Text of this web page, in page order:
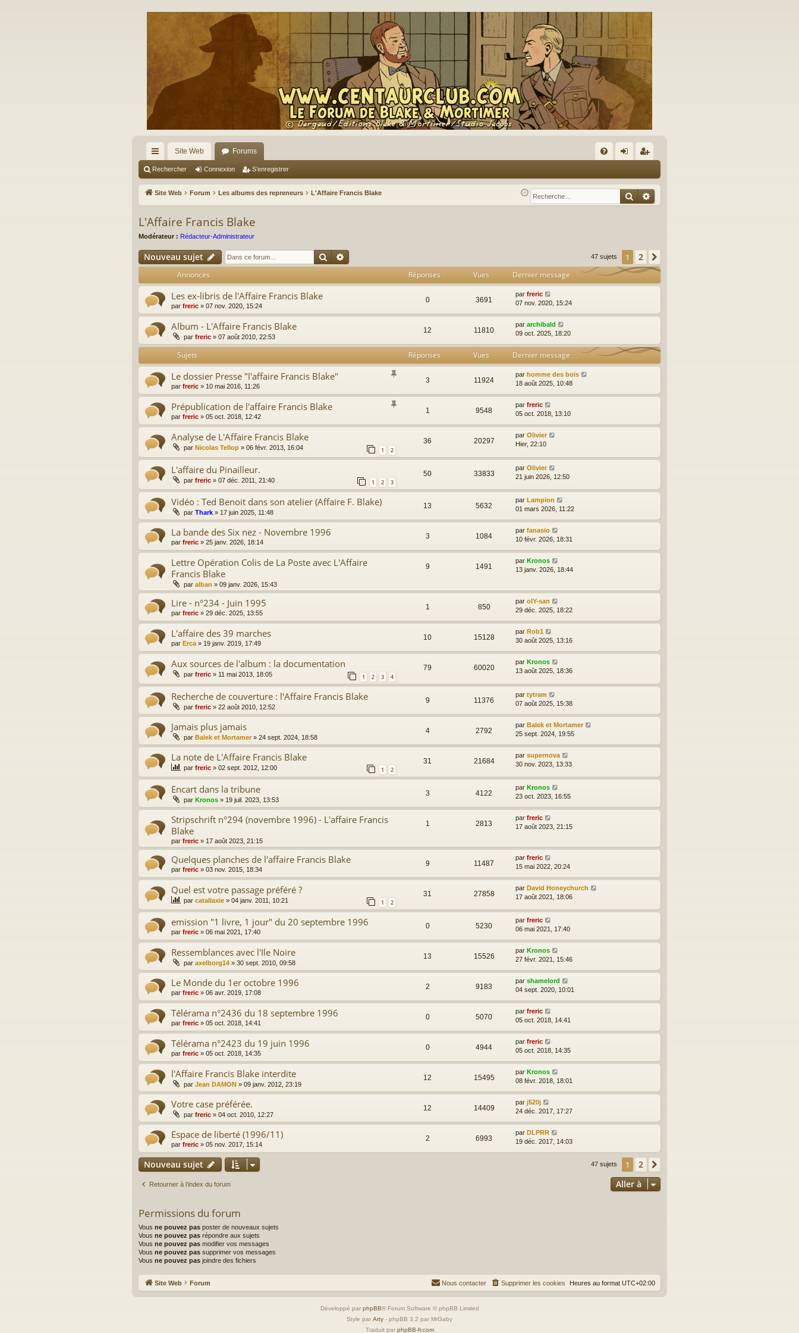
cc
ès
ra
pi
de
Site Web Forums
Q ne
xi
nr
eg
Rechercher Connexion S’enregistrer
Site Web Forum Les albums des repreneurs L'Affaire Francis Blake Rechercher
Recherche avancée
L'Affaire Francis Blake
Modérateur : Rédacteur-Administrateur
Nouveau sujet Rechercher 47 sujets 1 2
Annonces Réponses Vues Dernier message
Les ex-libris de l'Affaire Francis Blake
par freric » 07 nov. 2020, 15:24
0 3691
par freric
07 nov. 2020, 15:24
Album - L'Affaire Francis Blake
par freric » 07 août 2010, 22:53
12 11810
par archibald
09 oct. 2025, 18:20
Sujets Réponses Vues Dernier message
Le dossier Presse "l'affaire Francis Blake"
par freric » 10 mai 2016, 11:26
3 11924
par homme des bois
18 août 2025, 10:48
Prépublication de l'affaire Francis Blake
par freric » 05 oct. 2018, 12:42
1 9548
par freric
05 oct. 2018, 13:10
Analyse de L'Affaire Francis Blake
par Nicolas Tellop » 06 févr. 2013, 16:04 1 2
36 20297
par Olivier
Hier, 22:10
L'affaire du Pinailleur.
par freric » 07 déc. 2011, 21:40 1 2 3
50 33833
par Olivier
21 juin 2026, 12:50
Vidéo : Ted Benoit dans son atelier (Affaire F. Blake)
par Thark » 17 juin 2025, 11:48
13 5632
par Lampion
01 mars 2026, 11:22
La bande des Six nez - Novembre 1996
par freric » 25 janv. 2026, 18:14
3 1084
par fanasio
10 févr. 2026, 18:31
Lettre Opération Colis de La Poste avec L'Affaire
Francis Blake
par alban » 09 janv. 2026, 15:43
9 1491
par Kronos
13 janv. 2026, 18:44
Lire - n°234 - Juin 1995
par freric » 29 déc. 2025, 13:55
1 850
par olY-san
29 déc. 2025, 18:22
L'affaire des 39 marches
par Erca » 19 janv. 2019, 17:49
10 15128
par Rob1
30 août 2025, 13:16
Aux sources de l'album : la documentation
par freric » 11 mai 2013, 18:05 1 2 3 4
79 60020
par Kronos
13 août 2025, 18:36
Recherche de couverture : l'Affaire Francis Blake
par freric » 22 août 2010, 12:52
9 11376
par tytram
07 août 2025, 15:38
Jamais plus jamais
par Balek et Mortamer » 24 sept. 2024, 18:58
4 2792
par Balek et Mortamer
25 sept. 2024, 19:55
La note de L'Affaire Francis Blake
par freric » 02 sept. 2012, 12:00 1 2
31 21684
par supernova
30 nov. 2023, 13:33
Encart dans la tribune
par Kronos » 19 juil. 2023, 13:53
3 4122
par Kronos
23 oct. 2023, 16:55
Stripschrift n°294 (novembre 1996) - L'affaire Francis
Blake
par freric » 17 août 2023, 21:15
1 2813
par freric
17 août 2023, 21:15
Quelques planches de l'affaire Francis Blake
par freric » 03 nov. 2015, 18:34
9 11487
par freric
15 mai 2022, 20:24
Quel est votre passage préféré ?
par catallaxie » 04 janv. 2011, 10:21 1 2
31 27858
par David Honeychurch
17 août 2021, 18:06
emission "1 livre, 1 jour" du 20 septembre 1996
par freric » 06 mai 2021, 17:40
0 5230
par freric
06 mai 2021, 17:40
Ressemblances avec l'Ile Noire
par axelborg14 » 30 sept. 2010, 09:58
13 15526
par Kronos
27 févr. 2021, 15:46
Le Monde du 1er octobre 1996
par freric » 06 avr. 2019, 17:08
2 9183
par shamelord
04 sept. 2020, 10:01
Télérama n°2436 du 18 septembre 1996
par freric » 05 oct. 2018, 14:41
0 5070
par freric
05 oct. 2018, 14:41
Télérama n°2423 du 19 juin 1996
par freric » 05 oct. 2018, 14:35
0 4944
par freric
05 oct. 2018, 14:35
l'Affaire Francis Blake interdite
par Jean DAMON » 09 janv. 2012, 23:19
12 15495
par Kronos
08 févr. 2018, 18:01
Votre case préférée.
par freric » 04 oct. 2010, 12:27
12 14409
par j520j
24 déc. 2017, 17:27
Espace de liberté (1996/11)
par freric » 05 nov. 2017, 15:14
2 6993
par DLPRR
19 déc. 2017, 14:03
Nouveau sujet 47 sujets 1 2
Retourner à l’index du forum Aller à
Permissions du forum
Vous ne pouvez pas poster de nouveaux sujets
Vous ne pouvez pas répondre aux sujets
Vous ne pouvez pas modifier vos messages
Vous ne pouvez pas supprimer vos messages
Vous ne pouvez pas joindre des fichiers
Site Web Forum Heures au format UTC+02:00
Supprimer les cookies
Nous contacter
Développé par phpBB® Forum Software © phpBB Limited
Style par Arty - phpBB 3.2 par MrGaby
Traduit par phpBB-fr.com